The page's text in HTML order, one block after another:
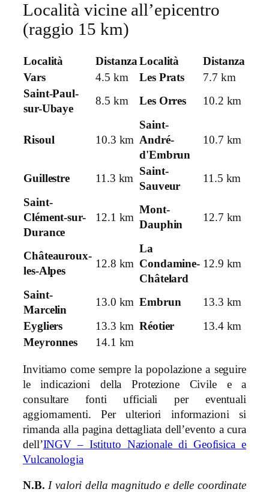
Località vicine all’epicentro
(raggio 15 km)
Località DistanzaLocalità
Distanza
Vars
4.5 km Les Prats
7.7 km
Saint-Paul-
sur-Ubaye
8.5 km Les Orres 10.2 km
Risoul 10.3 km
Saint-
André-
d'Embrun
10.7 km
Guillestre 11.3 km
Saint-
Sauveur
11.5 km
Saint-
Clément-sur-
Durance
12.1 km
Mont-
Dauphin
12.7 km
Châteauroux-
les-Alpes
12.8 km
La
Condamine-
Châtelard
12.9 km
Saint-
Marcelin
13.0 km Embrun
13.3 km
Eygliers
13.3 km Réotier
13.4 km
Meyronnes
14.1 km
Invitiamo come sempre la popolazione a seguire
le indicazioni della Protezione Civile e a
consultare fonti ufficiali per eventuali
aggiornamenti. Per ulteriori informazioni si
rimanda alla pagina dettagliata dell’evento a cura
dell’INGV – Istituto Nazionale di Geofisica e
Vulcanologia
N.B. I valori della magnitudo e delle coordinate